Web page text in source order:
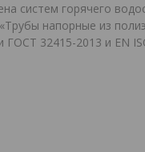
систем горячего
напорные из
32415-2013 и EN